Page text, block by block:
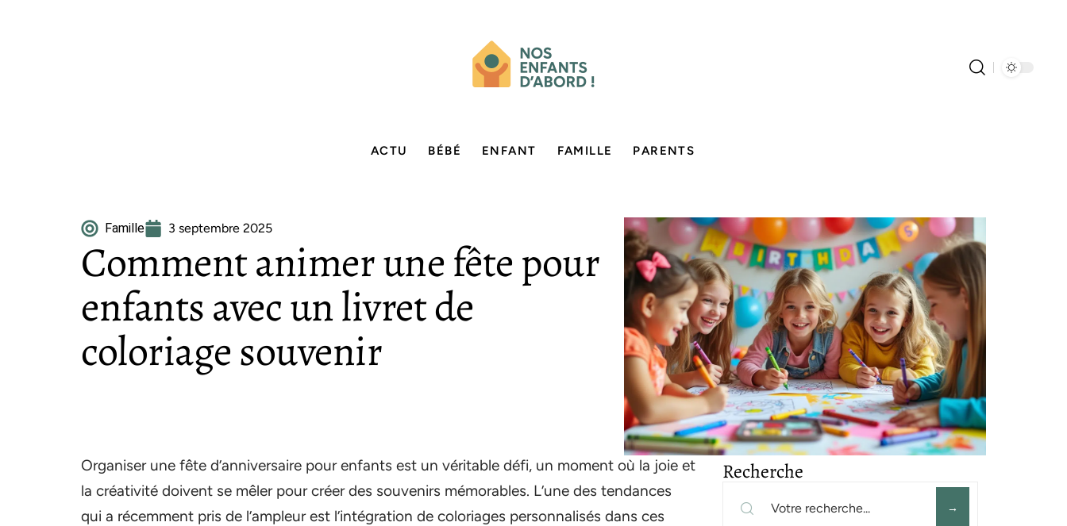
ACTU BÉBÉ ENFANT FAMILLE PARENTS
Famille 3 septembre 2025
Comment animer une fête pour
enfants avec un livret de
coloriage souvenir
Organiser une fête d’anniversaire pour enfants est un véritable défi, un moment où la joie et
la créativité doivent se mêler pour créer des souvenirs mémorables. L’une des tendances
qui a récemment pris de l’ampleur est l’intégration de coloriages personnalisés dans ces
Recherche